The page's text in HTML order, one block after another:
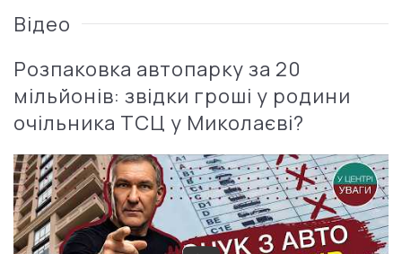
Відео
Розпаковка автопарку за 20
мільйонів: звідки гроші у родини
очільника ТСЦ у Миколаєві?